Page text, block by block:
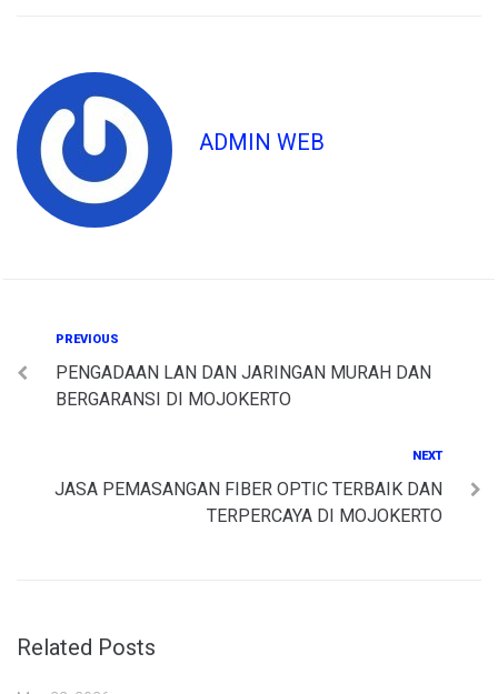
ADMIN WEB
Post
navigation
Previous
PREVIOUS
PENGADAAN LAN DAN JARINGAN MURAH DAN
BERGARANSI DI MOJOKERTO
NEXT
JASA PEMASANGAN FIBER OPTIC TERBAIK DAN
TERPERCAYA DI MOJOKERTO
Related Posts